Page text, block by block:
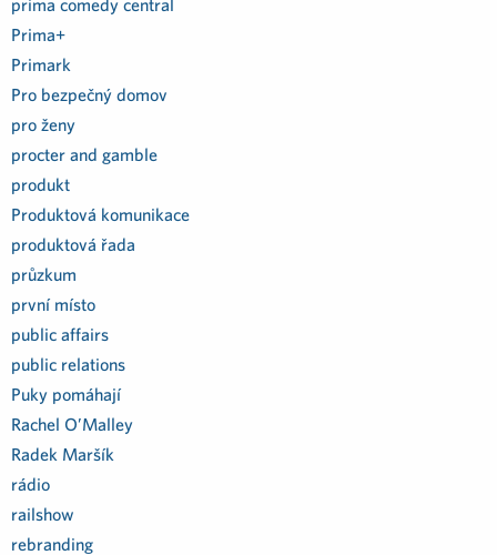
prima comedy central
Prima+
Primark
Pro bezpečný domov
pro ženy
procter and gamble
produkt
Produktová komunikace
produktová řada
průzkum
první místo
public affairs
public relations
Puky pomáhají
Rachel O’Malley
Radek Maršík
rádio
railshow
rebranding